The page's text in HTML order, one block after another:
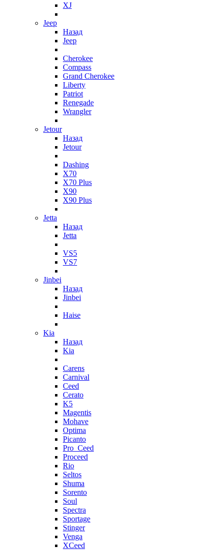
XJ
Jeep
Назад
Jeep
Cherokee
Compass
Grand Cherokee
Liberty
Patriot
Renegade
Wrangler
Jetour
Назад
Jetour
Dashing
X70
X70 Plus
X90
X90 Plus
Jetta
Назад
Jetta
VS5
VS7
Jinbei
Назад
Jinbei
Haise
Kia
Назад
Kia
Carens
Carnival
Ceed
Cerato
K5
Magentis
Mohave
Optima
Picanto
Pro_Ceed
Proceed
Rio
Seltos
Shuma
Sorento
Soul
Spectra
Sportage
Stinger
Venga
XCeed